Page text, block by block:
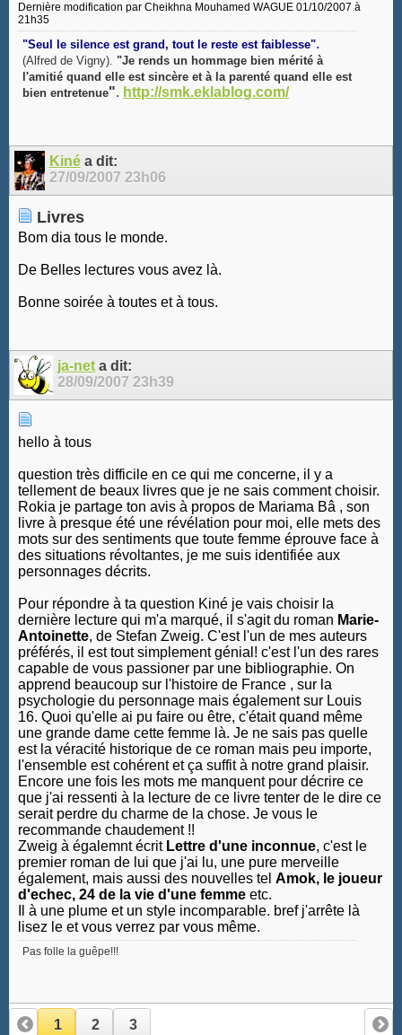
Dernière modification par Cheikhna Mouhamed WAGUE 01/10/2007 à
21h35
"Seul le silence est grand, tout le reste est faiblesse".
(Alfred de Vigny). "Je rends un hommage bien mérité à
l'amitié quand elle est sincère et à la parenté quand elle est
bien entretenue". http://smk.eklablog.com/
Kinéa dit:
27/09/2007 23h06
Livres
Bom dia tous le monde.
De Belles lectures vous avez là.
Bonne soirée à toutes et à tous.
ja-net a dit:
28/09/200723h39
hello à tous
question très difficile en ce qui me concerne, il y a
tellement de beaux livres que je ne sais comment choisir.
Rokia je partage ton avis à propos de Mariama Bâ , son
livre à presque été une révélation pour moi, elle mets des
mots sur des sentiments que toute femme éprouve face à
des situations révoltantes, je me suis identifiée aux
personnages décrits.
Pour répondre à ta question Kiné je vais choisir la
dernière lecture qui m'a marqué, il s'agit du roman Marie-
Antoinette, de Stefan Zweig. C'est l'un de mes auteurs
préférés, il est tout simplement génial! c'est l'un des rares
capable de vous passioner par une bibliographie. On
apprend beaucoup sur l'histoire de France , sur la
psychologie du personnage mais également sur Louis
16. Quoi qu'elle ai pu faire ou être, c'était quand même
une grande dame cette femme là. Je ne sais pas quelle
est la véracité historique de ce roman mais peu importe,
l'ensemble est cohérent et ça suffit à notre grand plaisir.
Encore une fois les mots me manquent pour décrire ce
que j'ai ressenti à la lecture de ce livre tenter de le dire ce
serait perdre du charme de la chose. Je vous le
recommande chaudement !!
Zweig à égalemnt écrit Lettre d'une inconnue, c'est le
premier roman de lui que j'ai lu, une pure merveille
également, mais aussi des nouvelles tel Amok, le joueur
d'echec, 24 de la vie d'une femme etc.
Il à une plume et un style incomparable. bref j'arrête là
lisez le et vous verrez par vous même.
Pas folle la guêpe!!!
1 2 3